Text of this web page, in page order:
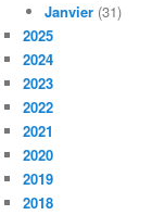
Janvier (31)
2025
2024
2023
2022
2021
2020
2019
2018